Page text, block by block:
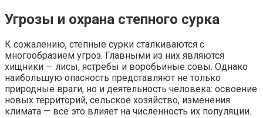
Угрозы и охрана степного сурка
К сожалению, степные сурки сталкиваются с
многообразием угроз. Главными из них являются
хищники — лисы, ястребы и воробьиные совы. Однако
наибольшую опасность представляют не только
природные враги, но и деятельность человека: освоение
новых территорий, сельское хозяйство, изменения
климата — все это влияет на численность их популяции.